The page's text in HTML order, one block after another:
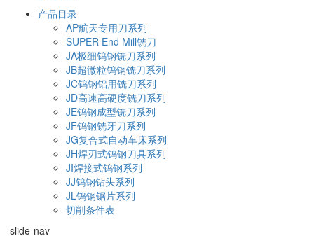
产品目录
AP航天专用刀系列
SUPER End Mill铣刀
JA极细钨钢铣刀系列
JB超微粒钨钢铣刀系列
JC钨钢铝用铣刀系列
JD高速高硬度铣刀系列
JE钨钢成型铣刀系列
JF钨钢铣牙刀系列
JG复合式自动车床系列
JH焊刃式钨钢刀具系列
JI焊接式钨钢系列
JJ钨钢钻头系列
JL钨钢锯片系列
切削条件表
slide-nav